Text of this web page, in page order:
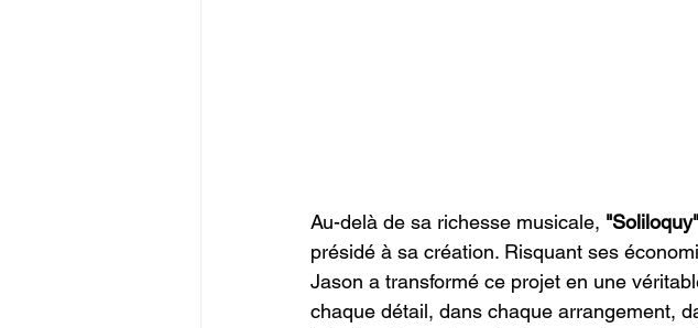
Au-delà de sa richesse musicale, "Soliloquy"
présidé à sa création. Risquant ses
Jason a transformé ce projet en une
chaque détail, dans chaque arrangement,